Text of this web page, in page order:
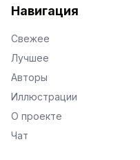
Навигация
Свежее
Лучшее
Авторы
Иллюстрации
О проекте
Чат